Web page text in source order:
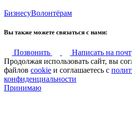
БизнесуВолонтёрам
Вы также можете связаться с нами:
Позвонить
Написать на
Продолжая использовать сайт, вы
файлов cookie и соглашаетесь с
конфиденциальности
Принимаю